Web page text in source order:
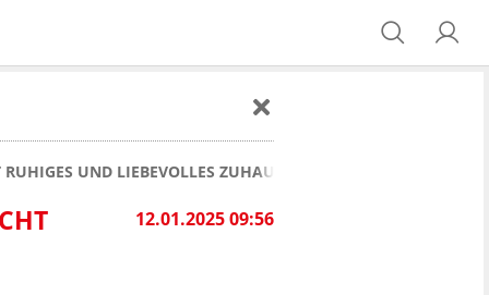
UND LIEBEVOLLES ZUHAUSE
12.01.2025 09:56